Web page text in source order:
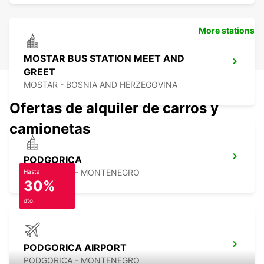
MOSTAR BUS STATION MEET AND
GREET
MOSTAR - BOSNIA AND HERZEGOVINA
PODGORICA
PODGORICA - MONTENEGRO
PODGORICA AIRPORT
PODGORICA - MONTENEGRO
More stations
Ofertas de alquiler de carros y
camionetas
Hasta
30%
dto.